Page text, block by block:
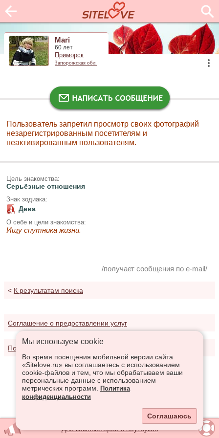
Mari
60 лет
Приморск
Запорожская обл.
Пользователь запретил просмотр своих фотографий
незарегистрированным посетителям и
неактивированным пользователям.
Цель знакомства:
Серьёзные отношения
Знак зодиака:
Дева
О себе и цели знакомства:
Ищу спутника жизни.
/получает сообщения по e-mail/
< К результатам поиска
Соглашение о предоставлении услуг
Политика конфиденциальности
Мы используем сookie
Во время посещения мобильной версии сайта
«Sitelove.ru» вы соглашаетесь с использованием
cookie-файлов и тем, что мы обрабатываем ваши
персональные данные с использованием
метрических программ.
Политика
конфиденциальности
Соглашаюсь
Для компьютеров и ноутбуков